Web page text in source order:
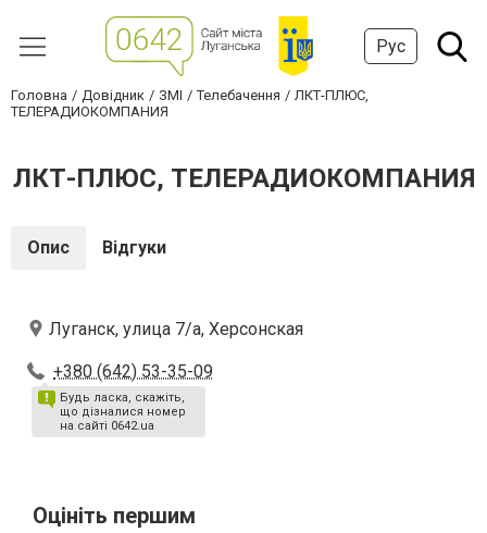
Рус
Головна Довідник ЗМІ Телебачення
ЛКТ-ПЛЮС,
ТЕЛЕРАДИОКОМПАНИЯ
ЛКТ-ПЛЮС, ТЕЛЕРАДИОКОМПАНИЯ
Опис Відгуки
Луганск, улица 7/а, Херсонская
+380 (642) 53-35-09
Будь ласка, скажіть,
що дізналися номер
на сайті 0642.ua
Оцініть першим